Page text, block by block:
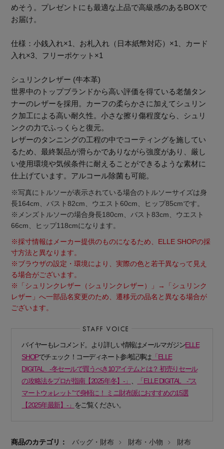
Stay inthe Loop
ELLE SHOP 公式アプリ
めそう。プレゼントにも最適な上品で高級感のあるBOXで
お届け。
仕様：小銭入れ×1、お札入れ（日本紙幣対応）×1、カード
入れ×3、フリーポケット×1
シュリンクレザー (牛本革)
世界中のトップブランドから高い評価を得ている老舗タン
ナーのレザーを採用。カーフの柔らかさに加えてシュリン
ク加工による高い耐久性。小さな擦り傷程度なら、シュリ
ンクの力でふっくらと復元。
レザーのタンニングの工程の中でコーティングを施してい
るため、最終製品が滑らかでありながら強度があり、厳し
い使用環境や気候条件に耐えることができるような素材に
仕上げています。アルコール除菌も可能。
※写真にトルソーが表示されている場合のトルソーサイズは身
長164cm、バスト82cm、ウエスト60cm、ヒップ85cmです。
※メンズトルソーの場合身長180cm、バスト83cm、ウエスト
66cm、ヒップ118cmになります。
※採寸情報はメーカー提供のものになるため、ELLE SHOPの採
寸方法と異なります。
※ブラウザの設定・環境により、実際の色と若干異なって見え
る場合がございます。
※「シュリンクレザー（シュリンクレザー）」→「シュリンク
レザー」へ一部品名変更のため、遷移元の品名と異なる場合が
ございます。
バイヤーもレコメンド。より詳しい情報はメールマガジンELLE
SHOPでチェック！コーディネート参考記事は「ELLE
DIGITAL -冬セールで買うべき10アイテムとは？ 初売りセール
の攻略法をプロが指南【2025年冬】-」
「ELLE DIGITAL -“ス
マートウォレット”で身軽に！ ミニ財布派におすすめの15選
【2025年最新】-」 をご覧ください。
商品のカテゴリ： バッグ・財布 財布・小物 財布